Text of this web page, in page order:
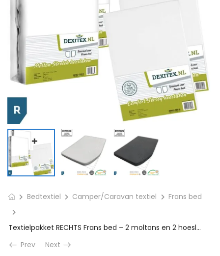
Bedtextiel Camper/Caravan textiel Frans bed
Textielpakket RECHTS Frans bed – 2 moltons en 2 hoeslakens
Prev
Next